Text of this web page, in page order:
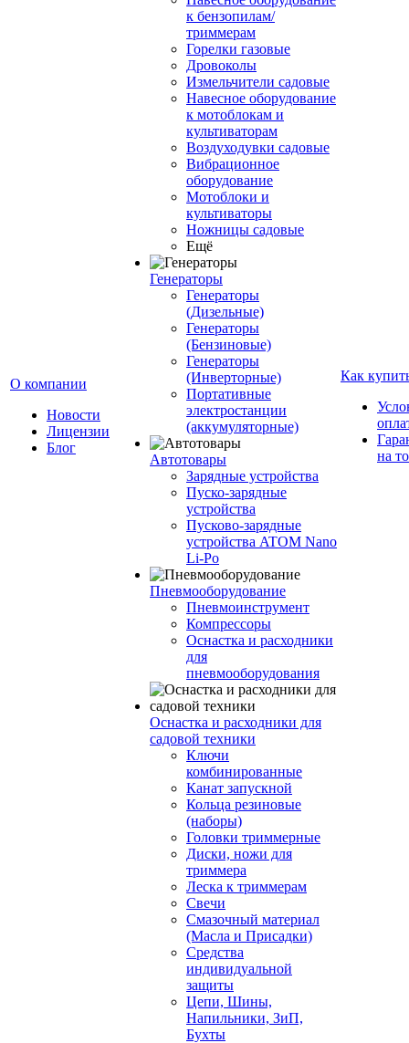
О компании
Новости
Лицензии
Блог
к бензопилам/
триммерам
Горелки газовые
Дровоколы
Измельчители садовые
Навесное оборудование
к мотоблокам и
культиваторам
Воздуходувки садовые
Вибрационное
оборудование
Мотоблоки и
культиваторы
Ножницы садовые
Ещё
Генераторы
Генераторы
(Дизельные)
Генераторы
(Бензиновые)
Генераторы
(Инверторные)
Портативные
электростанции
(аккумуляторные)
Автотовары
Зарядные устройства
Пуско-зарядные
устройства
Пусково-зарядные
устройства ATOM Nano
Li-Po
Пневмооборудование
Пневмоинструмент
Компрессоры
Оснастка и расходники
для
пневмооборудования
Оснастка и расходники для
садовой техники
Ключи
комбинированные
Канат запускной
Кольца резиновые
(наборы)
Головки триммерные
Диски, ножи для
триммера
Леска к триммерам
Свечи
Смазочный материал
(Масла и Присадки)
Средства
индивидуальной
защиты
Цепи, Шины,
Напильники, ЗиП,
Бухты
Как
на